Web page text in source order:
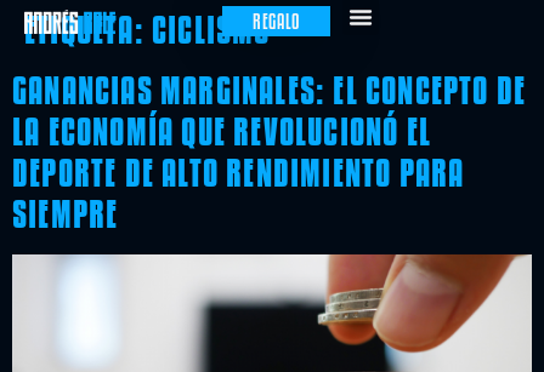
REGALO
ETIQUETA: CICLISMO
GANANCIAS MARGINALES: EL CONCEPTO DE
LA ECONOMÍA QUE REVOLUCIONÓ EL
DEPORTE DE ALTO RENDIMIENTO PARA
SIEMPRE